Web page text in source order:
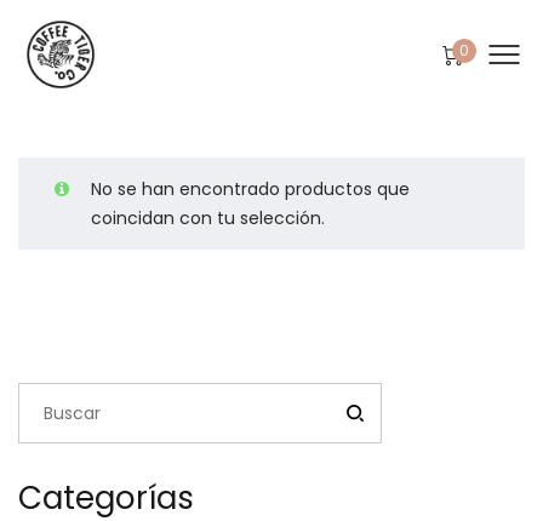
0
No se han encontrado productos que
coincidan con tu selección.
Categorías